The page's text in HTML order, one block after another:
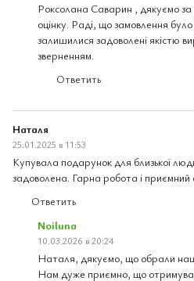
Роксолана Саварин , дякуємо
оцінку. Раді, що замовлення
залишилися задоволені якістю
зверненням.
Ответить
Наталя
25.01.2025 в 11:53
Купувала подарунок для близької
задоволена. Гарна робота і приємний
Ответить
Noiluna
10.03.2026 в 20:24
Наталя, дякуємо, що обрали
Нам дуже приємно, що